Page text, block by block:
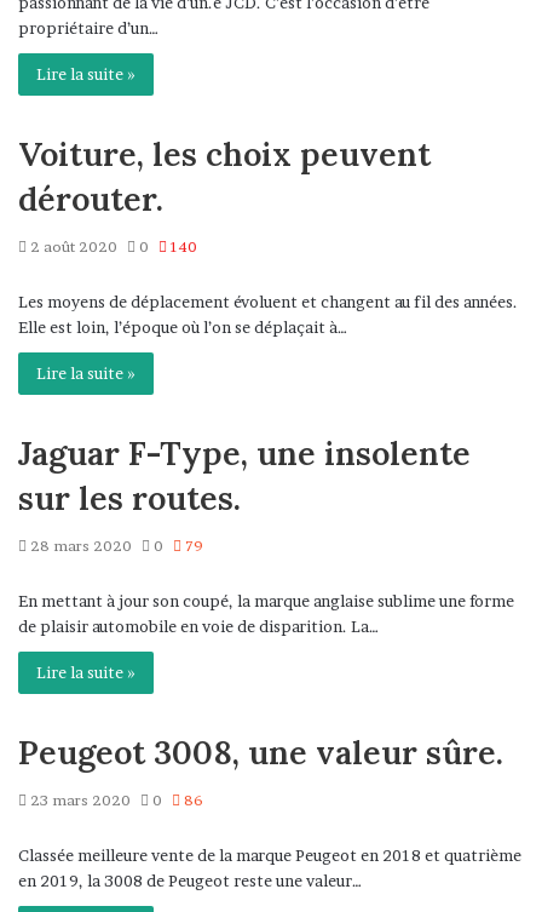
propriétaire d’un…
Lire la suite »
Voiture, les choix peuvent
dérouter.
2 août 2020 0 140
Les moyens de déplacement évoluent et changent au fil des années.
Elle est loin, l’époque où l’on se déplaçait à…
Lire la suite »
Jaguar F-Type, une insolente
sur les routes.
28 mars 2020 0 79
En mettant à jour son coupé, la marque anglaise sublime une forme
de plaisir automobile en voie de disparition. La…
Lire la suite »
Peugeot 3008, une valeur sûre.
23 mars 2020 0 86
Classée meilleure vente de la marque Peugeot en 2018 et quatrième
en 2019, la 3008 de Peugeot reste une valeur…